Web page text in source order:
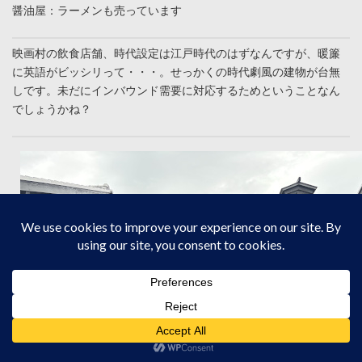
醤油屋：ラーメンも売っています
映画村の飲食店舗、時代設定は江戸時代のはずなんですが、暖簾
に英語がビッシリって・・・。せっかくの時代劇風の建物が台無
しです。未だにインバウンド需要に対応するためということなん
でしょうかね？